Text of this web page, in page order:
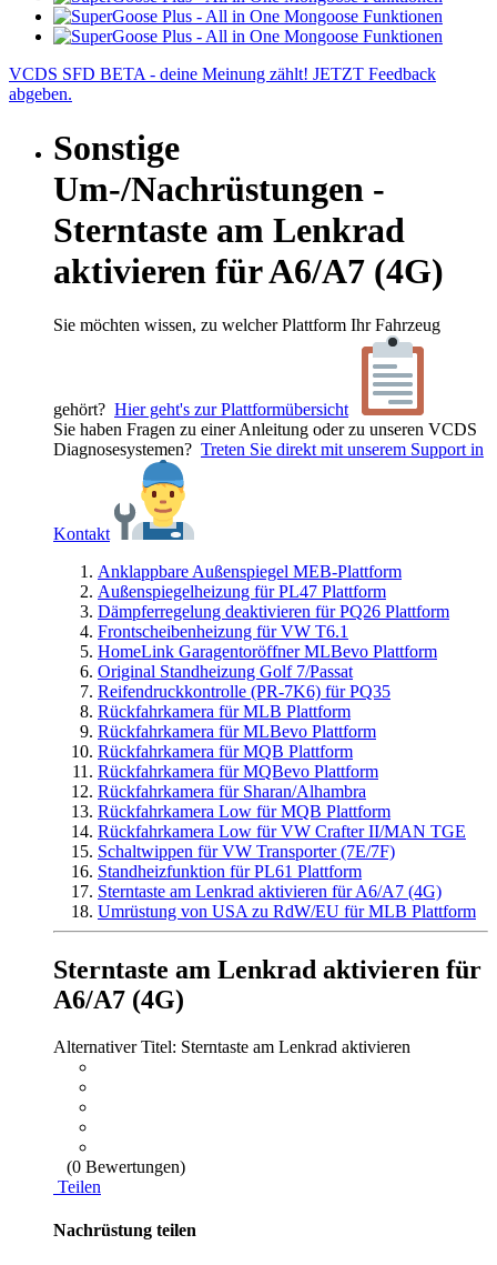
VCDS SFD BETA - deine Meinung zählt! JETZT Feedback
abgeben.
Sonstige
Um-/Nachrüstungen -
Sterntaste am Lenkrad
aktivieren für A6/A7 (4G)
Sie möchten wissen, zu welcher Plattform Ihr Fahrzeug
gehört? Hier geht's zur Plattformübersicht
Sie haben Fragen zu einer Anleitung oder zu unseren VCDS
Diagnosesystemen? Treten Sie direkt mit unserem Support in
Kontakt
Anklappbare Außenspiegel MEB-Plattform
Außenspiegelheizung für PL47 Plattform
Dämpferregelung deaktivieren für PQ26 Plattform
Frontscheibenheizung für VW T6.1
HomeLink Garagentoröffner MLBevo Plattform
Original Standheizung Golf 7/Passat
Reifendruckkontrolle (PR-7K6) für PQ35
Rückfahrkamera für MLB Plattform
Rückfahrkamera für MLBevo Plattform
Rückfahrkamera für MQB Plattform
Rückfahrkamera für MQBevo Plattform
Rückfahrkamera für Sharan/Alhambra
Rückfahrkamera Low für MQB Plattform
Rückfahrkamera Low für VW Crafter II/MAN TGE
Schaltwippen für VW Transporter (7E/7F)
Standheizfunktion für PL61 Plattform
Sterntaste am Lenkrad aktivieren für A6/A7 (4G)
Umrüstung von USA zu RdW/EU für MLB Plattform
Sterntaste am Lenkrad aktivieren für
A6/A7 (4G)
Alternativer Titel: Sterntaste am Lenkrad aktivieren
(0 Bewertungen)
Teilen
Nachrüstung teilen